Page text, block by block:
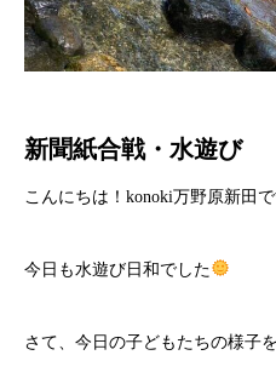
新聞紙合戦・水遊び
こんにちは！konoki万野原新田
今日も水遊び日和でした
さて、今日の子どもたちの様子